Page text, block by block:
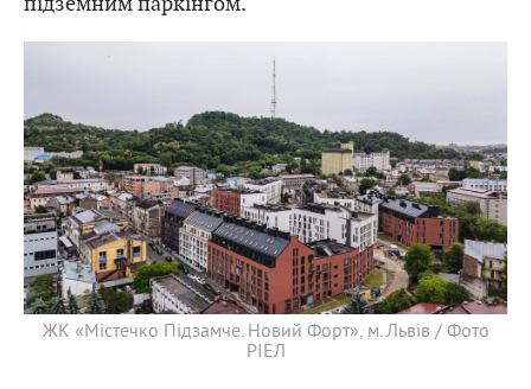
ЖК «Містечко Підзамче. Новий Форт», м. Львів / Фото
РІЕЛ